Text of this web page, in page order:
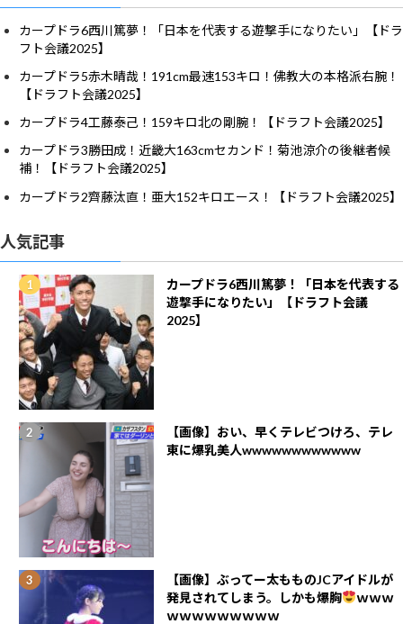
カープドラ6西川篤夢！「日本を代表する遊撃手になりたい」【ドラ
フト会議2025】
カープドラ5赤木晴哉！191cm最速153キロ！佛教大の本格派右腕！
【ドラフト会議2025】
カープドラ4工藤泰己！159キロ北の剛腕！【ドラフト会議2025】
カープドラ3勝田成！近畿大163cmセカンド！菊池涼介の後継者候
補！【ドラフト会議2025】
カープドラ2齊藤汰直！亜大152キロエース！【ドラフト会議2025】
人気記事
カープドラ6西川篤夢！「日本を代表する
遊撃手になりたい」【ドラフト会議
2025】
【画像】おい、早くテレビつけろ、テレ
東に爆乳美人wwwwwwwwwwww
【画像】ぶってー太もものJCアイドルが
発見されてしまう。しかも爆胸
ｗｗｗ
ｗｗｗｗｗｗｗｗｗ